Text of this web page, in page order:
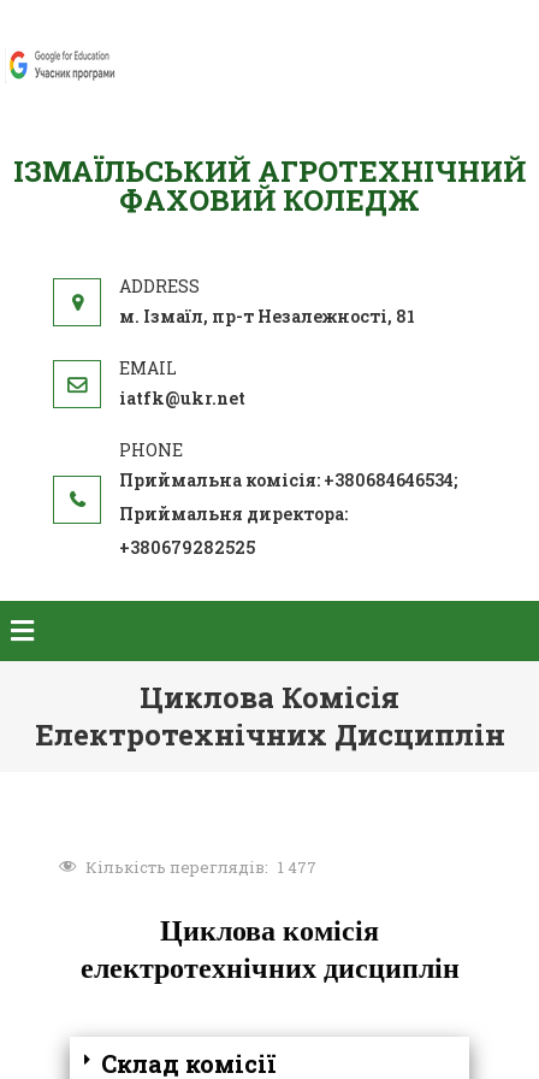
ІЗМАЇЛЬСЬКИЙ АГРОТЕХНІЧНИЙ
ФАХОВИЙ КОЛЕДЖ
м. Ізмаїл, пр-т Незалежності, 81
iatfk@ukr.net
Приймальна комісія: +380684646534;
Приймальня директора:
+380679282525
Циклова Комісія
Електротехнічних Дисциплін
Кількість переглядів: 1 477
Циклова комісія
електротехнічних дисциплін
Склад комісії